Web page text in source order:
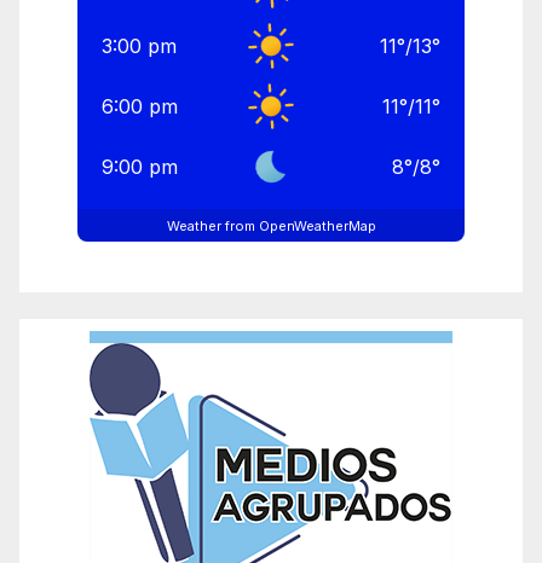
3:00 pm 11°/13°
6:00 pm 11°/11°
9:00 pm 8°/8°
Weather from OpenWeatherMap